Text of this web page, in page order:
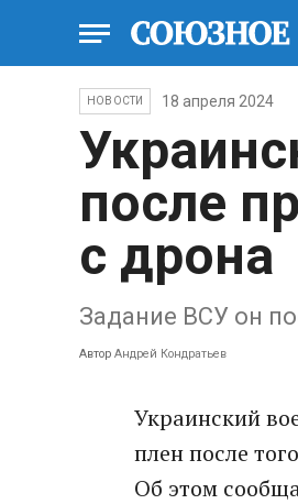
НОВОСТИ 18 апреля 2024
после
с дрона
Задание ВСУ он
Автор Андрей Кондратьев
Украинский
плен после
Об этом